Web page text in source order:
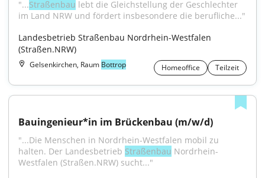
"...Straßenbau lebt die Gleichstellung der Geschlechter
im Land NRW und fördert insbesondere die berufliche..."
Landesbetrieb Straßenbau Nordrhein-Westfalen
(Straßen.NRW)
Gelsenkirchen, Raum Bottrop Homeoffice Teilzeit
Bauingenieur*in im Brückenbau (m/w/d)
"...Die Menschen in Nordrhein-Westfalen mobil zu
halten. Der Landesbetrieb Straßenbau Nordrhein-
Westfalen (Straßen.NRW) sucht..."